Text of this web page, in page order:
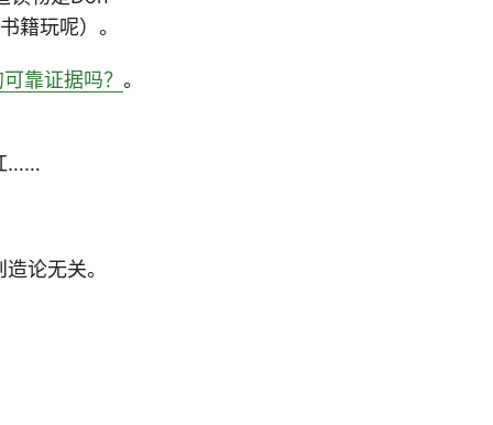
籍玩呢）。
靠证据吗？ 。
……
论无关。